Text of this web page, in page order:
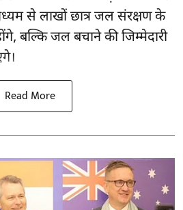
से लाखों छात्र जल संरक्षण के
बल्कि जल बचाने की जिम्मेदारी
Read More